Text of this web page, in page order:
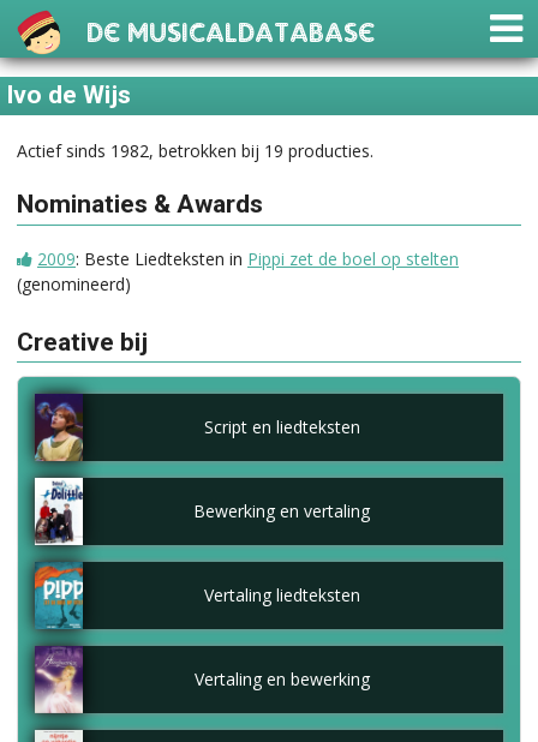
De Musicaldatabase
Ivo de Wijs
Actief sinds 1982, betrokken bij 19 producties.
Nominaties & Awards
2009: Beste Liedteksten in Pippi zet de boel op stelten
(genomineerd)
Creative bij
Script en liedteksten
Bewerking en vertaling
Vertaling liedteksten
Vertaling en bewerking